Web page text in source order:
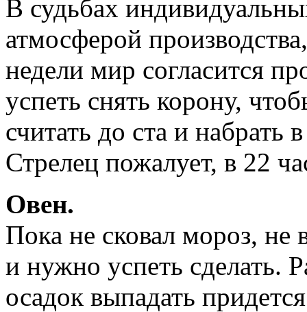
В судьбах
атмосферой
недели мир согласится
успеть снять корону,
считать до ста и
Стрелец пожалует, в 22
Овен.
Пока не сковал мороз, не
и нужно успеть сделать.
осадок выпадать